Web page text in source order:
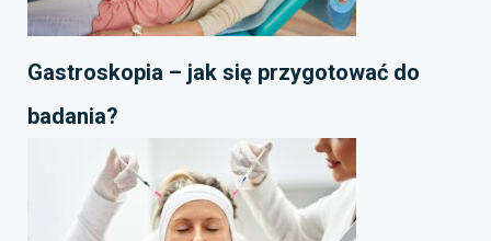
Gastroskopia – jak się przygotować do
badania?